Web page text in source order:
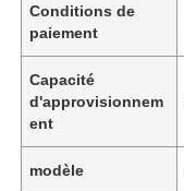
Conditions de
paiement
Capacité
d'approvisionnem
ent
modèle